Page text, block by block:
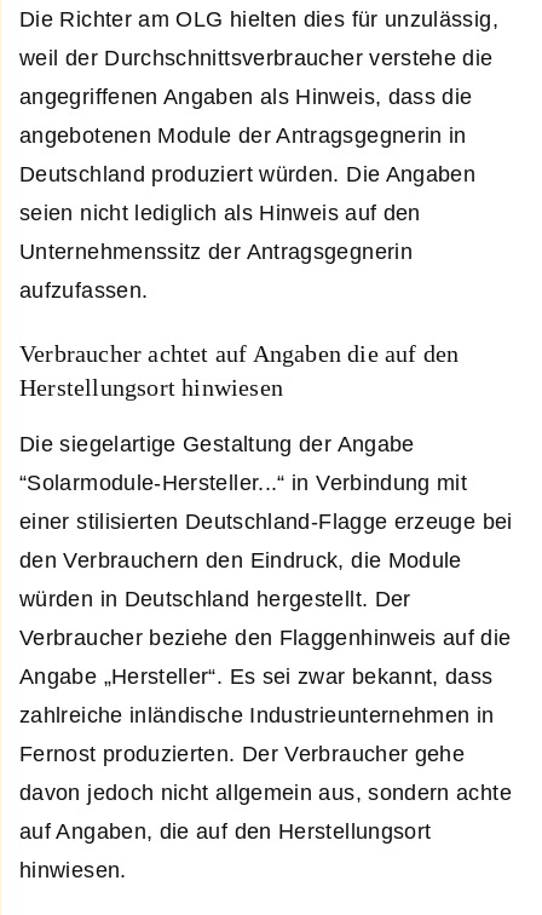
Die Richter am OLG hielten dies für unzulässig,
weil der Durchschnittsverbraucher verstehe die
angegriffenen Angaben als Hinweis, dass die
angebotenen Module der Antragsgegnerin in
Deutschland produziert würden. Die Angaben
seien nicht lediglich als Hinweis auf den
Unternehmenssitz der Antragsgegnerin
aufzufassen.
Verbraucher achtet auf Angaben die auf den
Herstellungsort hinwiesen
Die siegelartige Gestaltung der Angabe
“Solarmodule-Hersteller...“ in Verbindung mit
einer stilisierten Deutschland-Flagge erzeuge bei
den Verbrauchern den Eindruck, die Module
würden in Deutschland hergestellt. Der
Verbraucher beziehe den Flaggenhinweis auf die
Angabe „Hersteller“. Es sei zwar bekannt, dass
zahlreiche inländische Industrieunternehmen in
Fernost produzierten. Der Verbraucher gehe
davon jedoch nicht allgemein aus, sondern achte
auf Angaben, die auf den Herstellungsort
hinwiesen.